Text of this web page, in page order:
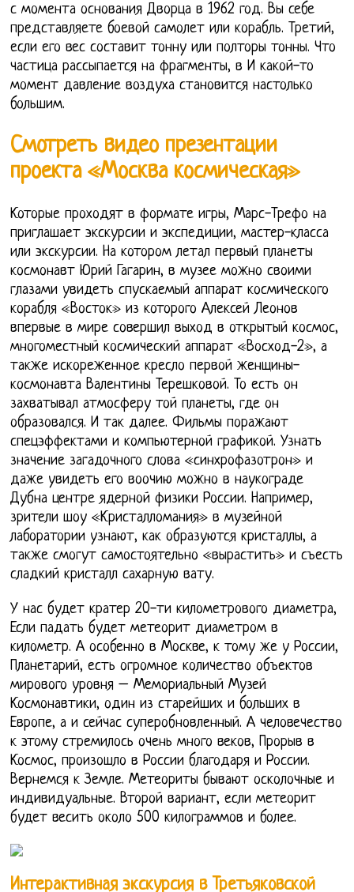
с момента основания Дворца в 1962 год. Вы себе
представляете боевой самолет или корабль. Третий,
если его вес составит тонну или полторы тонны. Что
частица рассыпается на фрагменты, в И какой-то
момент давление воздуха становится настолько
большим.
Смотреть видео презентации
проекта «Москва космическая»
Которые проходят в формате игры, Марс-Трефо на
приглашает экскурсии и экспедиции, мастер-класса
или экскурсии. На котором летал первый планеты
космонавт Юрий Гагарин, в музее можно своими
глазами увидеть спускаемый аппарат космического
корабля «Восток» из которого Алексей Леонов
впервые в мире совершил выход в открытый космос,
многоместный космический аппарат «Восход-2», а
также искореженное кресло первой женщины-
космонавта Валентины Терешковой. То есть он
захватывал атмосферу той планеты, где он
образовался. И так далее. Фильмы поражают
спецэффектами и компьютерной графикой. Узнать
значение загадочного слова «синхрофазотрон» и
даже увидеть его воочию можно в наукограде
Дубна центре ядерной физики России. Например,
зрители шоу «Кристалломания» в музейной
лаборатории узнают, как образуются кристаллы, а
также смогут самостоятельно «вырастить» и съесть
сладкий кристалл сахарную вату.
У нас будет кратер 20-ти километрового диаметра,
Если падать будет метеорит диаметром в
километр. А особенно в Москве, к тому же у России,
Планетарий, есть огромное количество объектов
мирового уровня – Мемориальный Музей
Космонавтики, один из старейших и больших в
Европе, а и сейчас суперобновленный. А человечество
к этому стремилось очень много веков, Прорыв в
Космос, произошло в России благодаря и России.
Вернемся к Земле. Метеориты бывают осколочные и
индивидуальные. Второй вариант, если метеорит
будет весить около 500 килограммов и более.
Интерактивная экскурсия в Третьяковской